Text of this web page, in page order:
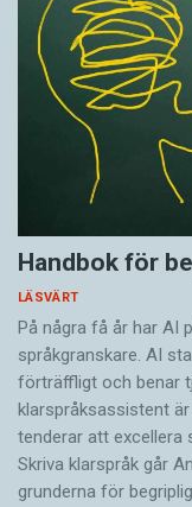
Handbok för
LÄSVÄRT
På några få år har AI
språkgranskare. AI
förträffligt och benar
klarspråksassistent
tenderar att excellera
Skriva klarspråk går
grunderna för